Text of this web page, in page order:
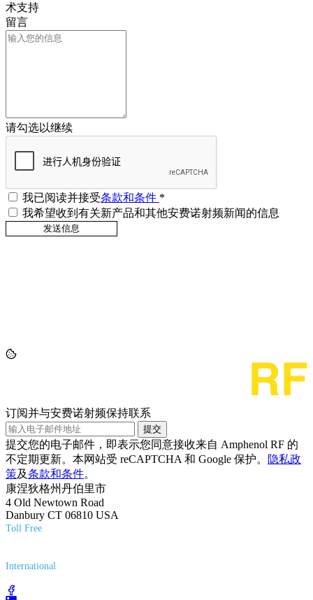
术支持
留言
请勾选以继续
我已阅读并接受条款和条件 *
我希望收到有关新产品和其他安费诺射频新闻的信息
订阅并与安费诺射频保持联系
提交
提交您的电子邮件，即表示您同意接收来自 Amphenol RF 的
不定期更新。本网站受 reCAPTCHA 和 Google 保护。
隐私政
策及条款和条件。
康涅狄格州丹伯里市
4 Old Newtown Road
Danbury CT 06810 USA
Toll Free
International